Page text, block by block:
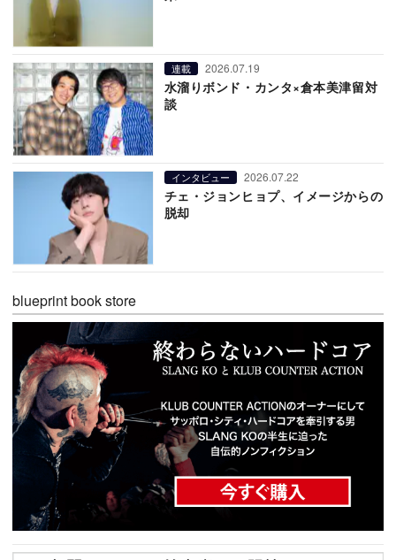
連載 2026.07.19
水溜りボンド・カンタ×倉本美津留対
談
インタビュー 2026.07.22
チェ・ジョンヒョプ、イメージからの
脱却
blueprint book store